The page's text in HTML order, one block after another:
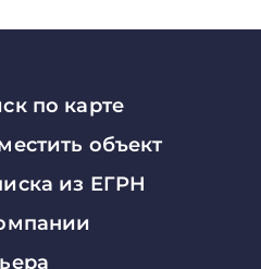
по карте
объект
из ЕГРН